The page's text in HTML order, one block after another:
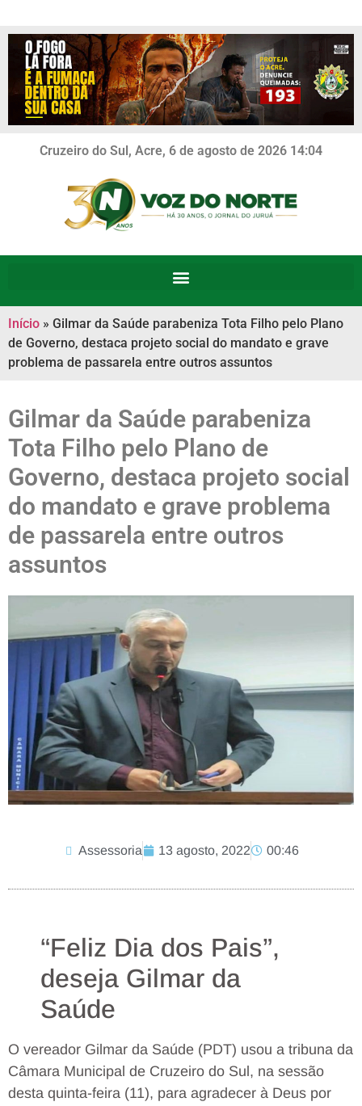
Cruzeiro do Sul, Acre, 6 de agosto de 2026 14:04
Início » Gilmar da Saúde parabeniza Tota Filho pelo Plano
de Governo, destaca projeto social do mandato e grave
problema de passarela entre outros assuntos
Gilmar da Saúde parabeniza
Tota Filho pelo Plano de
Governo, destaca projeto social
do mandato e grave problema
de passarela entre outros
assuntos
Assessoria 13 agosto, 2022 00:46
“Feliz Dia dos Pais”,
deseja Gilmar da
Saúde
O vereador Gilmar da Saúde (PDT) usou a tribuna da
Câmara Municipal de Cruzeiro do Sul, na sessão
desta quinta-feira (11), para agradecer à Deus por